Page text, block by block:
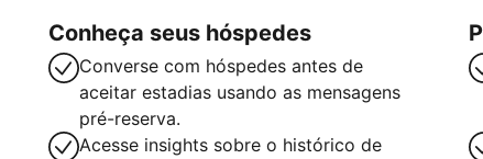
Conheça seus hóspedes
Converse com hóspedes antes de
aceitar estadias usando as mensagens
pré-reserva.
Acesse insights sobre o histórico de